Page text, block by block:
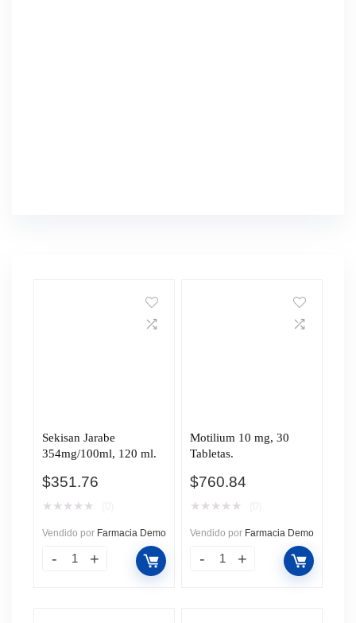
Sekisan Jarabe
354mg/100ml, 120 ml.
$351.76
★ ★ ★ ★ ★
Vendido por Farmacia Demo
Motilium 10 mg, 30
Tabletas.
$760.84
★ ★ ★ ★ ★
Vendido por Farmacia Demo